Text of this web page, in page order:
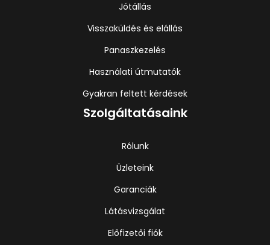
Jótállás
Visszaküldés és elállás
Panaszkezelés
Használati útmutatók
Gyakran feltett kérdések
Szolgáltatásaink
Rólunk
Üzleteink
Garanciák
Látásvizsgálat
Előfizetői fiók